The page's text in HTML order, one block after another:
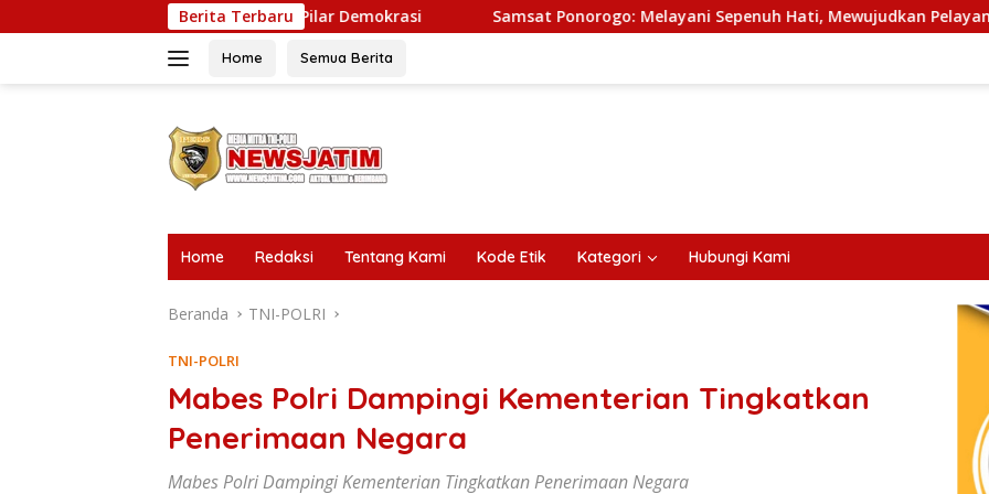
ke
Berita Terbaru
Kami Pilar Demokrasi Samsat Ponorogo: Melayani Sepenuh Hati, Mewujudkan Pelayanan Tanpa Sekat Di
Home Semua Berita
Home Redaksi Tentang Kami Kode Etik Kategori Hubungi Kami
Beranda TNI-POLRI
TNI-POLRI
Mabes Polri Dampingi Kementerian Tingkatkan
Penerimaan Negara
Mabes Polri Dampingi Kementerian Tingkatkan Penerimaan Negara